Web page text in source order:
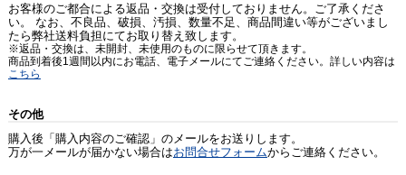
お客様のご都合による返品・交換は受付しておりません。ご了承くださ
い。 なお、不良品、破損、汚損、数量不足、商品間違い等がございまし
たら弊社送料負担にてお取り替え致します。
※返品・交換は、未開封、未使用のものに限らせて頂きます。
商品到着後1週間以内にお電話、電子メールにてご連絡ください。詳しい内容は
こちら
その他
購入後「購入内容のご確認」のメールをお送りします。
万が一メールが届かない場合はお問合せフォームからご連絡ください。